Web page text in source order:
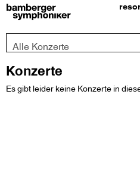
Konzert-
Typ
Konzerte
Es gibt leider keine Konzerte in